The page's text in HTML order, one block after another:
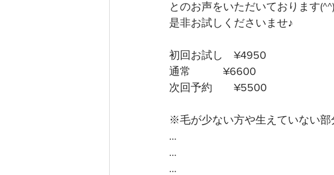
とのお声をいただいております(^^)
是非お試しくださいませ♪
初回お試し　¥4950
通常　　　¥6600
次回予約　　¥5500
※毛が少ない方や生えていない部
…
…
…